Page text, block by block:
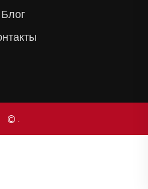
Блог
© .